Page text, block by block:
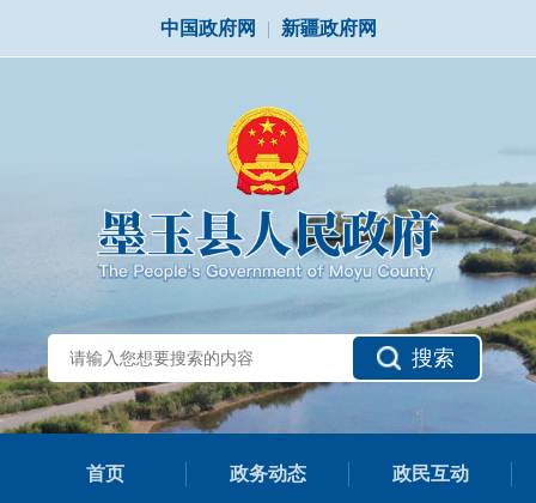
中国政府网 | 新疆政府网
搜索
首页 政务动态 政民互动